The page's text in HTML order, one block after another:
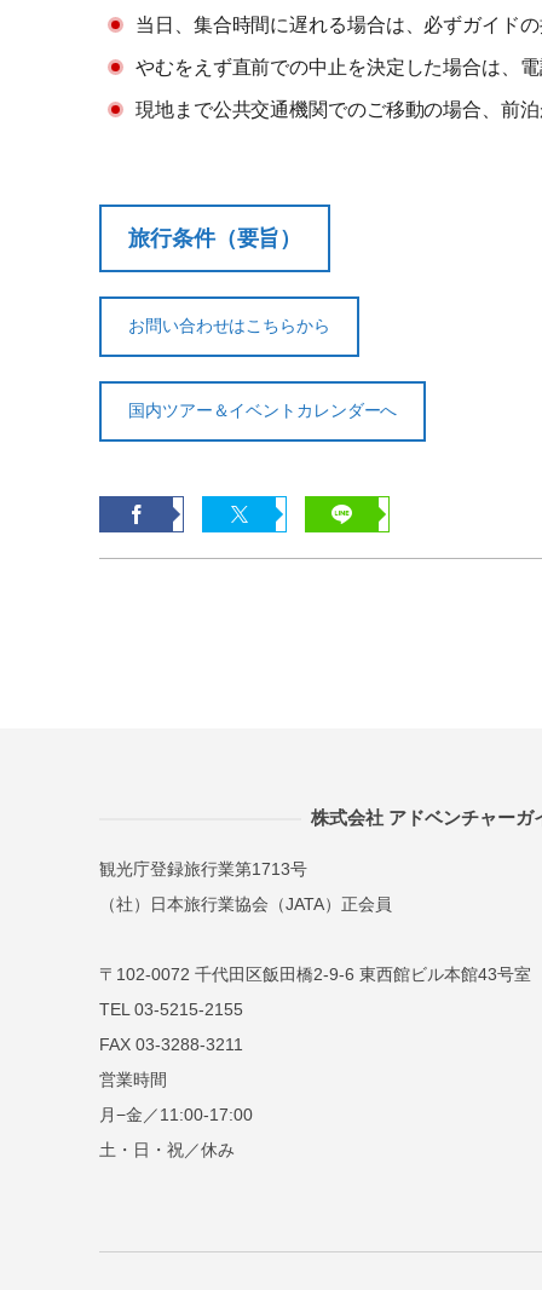
当日、集合時間に遅れる場合は、必ずガイドの
やむをえず直前での中止を決定した場合は、電
現地まで公共交通機関でのご移動の場合、前
旅行条件（要旨）
お問い合わせはこちらから
国内ツアー＆イベントカレンダーへ
株式会社 アドベンチャーガ
観光庁登録旅行業第1713号
（社）日本旅行業協会（JATA）正会員
〒102-0072 千代田区飯田橋2-9-6 東西館ビル本館43号室
TEL 03-5215-2155
FAX 03-3288-3211
営業時間
月−金／11:00-17:00
土・日・祝／休み